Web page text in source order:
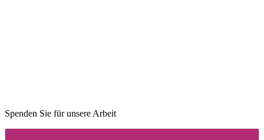
Spenden Sie für unsere Arbeit